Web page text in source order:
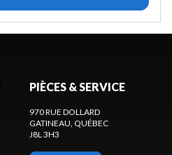
PIÈCES & SERVICE
970 RUE DOLLARD
GATINEAU , QUÉBEC
J8L 3H3